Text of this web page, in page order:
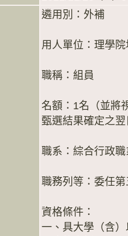
遴用別：外補
用人單位：理學
職稱：組員
名額：1名（並將
甄選結果確定之
職系：綜合行政職
職務列等：委任
資格條件：
一、具大學（含